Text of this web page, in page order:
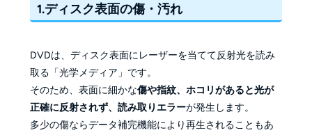
1.ディスク表面の傷・汚れ
DVDは、ディスク表面にレーザーを当てて反射光を読み
取る「光学メディア」です。
そのため、表面に細かな傷や指紋、ホコリがあると光が
正確に反射されず、読み取りエラーが発生します。
多少の傷ならデータ補完機能により再生されることもあ